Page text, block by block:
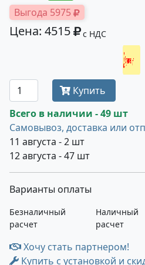
Выгода 5975
Цена: 4515 с НДС
Получить оптовую
Купить
Всего в наличии - 49 шт
Самовывоз, доставка или
11 августа - 2 шт
12 августа - 47 шт
Варианты оплаты
Безналичный
расчет
Наличный
расчет
Хочу стать партнером!
Купить с установкой и